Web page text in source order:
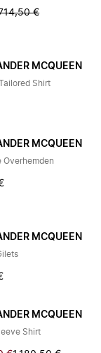
€
MCQUEEN
Shirt
MCQUEEN
Overhemden
MCQUEEN
MCQUEEN
Shirt